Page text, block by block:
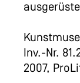
Inv.-Nr.
2007,